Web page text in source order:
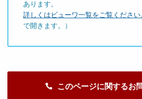
あります。
詳しくはビューワ一覧をご覧ください
で開きます。）
このページに関するお